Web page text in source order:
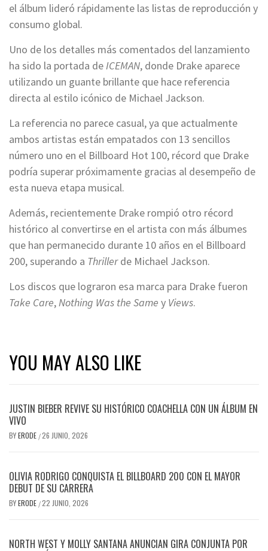
el álbum lideró rápidamente las listas de reproducción y
consumo global.
Uno de los detalles más comentados del lanzamiento
ha sido la portada deICEMAN, donde Drake aparece
utilizando un guante brillante que hace referencia
directa al estilo icónico de Michael Jackson.
La referencia no parece casual, ya que actualmente
ambos artistas están empatados con 13 sencillos
número uno en el Billboard Hot 100, récord que Drake
podría superar próximamente gracias al desempeño de
esta nueva etapa musical.
Además, recientemente Drake rompió otro récord
histórico al convertirse en el artista con más álbumes
que han permanecido durante 10 años en el Billboard
200, superando a Thrillerde Michael Jackson.
Los discos que lograron esa marca para Drake fueron
Take Care,Nothing Was the Same y Views.
YOU MAY ALSO LIKE
JUSTIN BIEBER REVIVE SU HISTÓRICO COACHELLA CON UN ÁLBUM EN
VIVO
BYERODE /26 JUNIO, 2026
OLIVIA RODRIGO CONQUISTA EL BILLBOARD 200 CON EL MAYOR
DEBUT DE SU CARRERA
BYERODE /22 JUNIO, 2026
NORTH WEST Y MOLLY SANTANA ANUNCIAN GIRA CONJUNTA POR